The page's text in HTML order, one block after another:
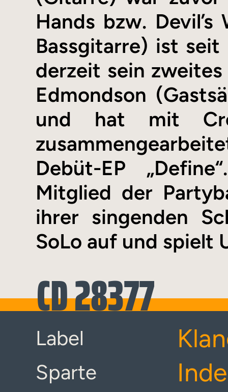
Hands bzw.
Bassgitarre) ist
derzeit sein
Edmondson
und hat mit
Debüt-EP
Mitglied der
ihrer singenden
SoLo auf und spielt
CD 28377
Label
Sparte